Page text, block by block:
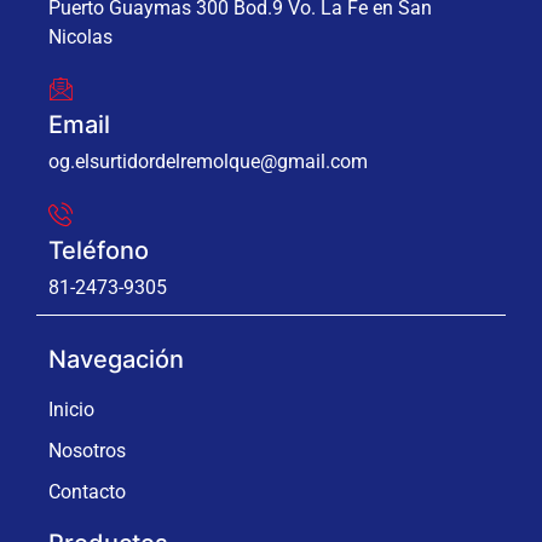
Puerto Guaymas 300 Bod.9 Vo. La Fe en San
Nicolas
Email
og.elsurtidordelremolque@gmail.com
Teléfono
81-2473-9305
Navegación
Inicio
Nosotros
Contacto